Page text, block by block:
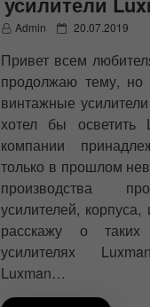
Admin
P
s
e
d
20.07.2019
Привет всем
продолжаю тему, но
винтажные
хотел бы осветить
компании
только в прошлом
производства
усилителей,
расскажу о таких
усилителях
Luxman…